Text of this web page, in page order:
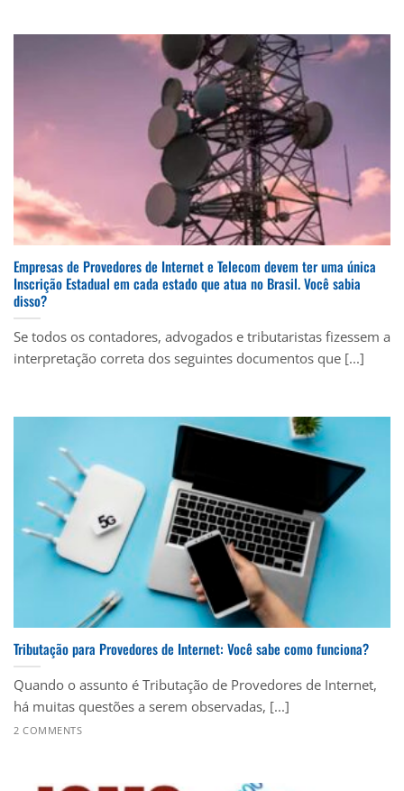
Empresas de Provedores de Internet e Telecom devem ter uma única
Inscrição Estadual em cada estado que atua no Brasil. Você sabia
disso?
Se todos os contadores, advogados e tributaristas fizessem a
interpretação correta dos seguintes documentos que [...]
Tributação para Provedores de Internet: Você sabe como funciona?
Quando o assunto é Tributação de Provedores de Internet,
há muitas questões a serem observadas, [...]
2 COMMENTS